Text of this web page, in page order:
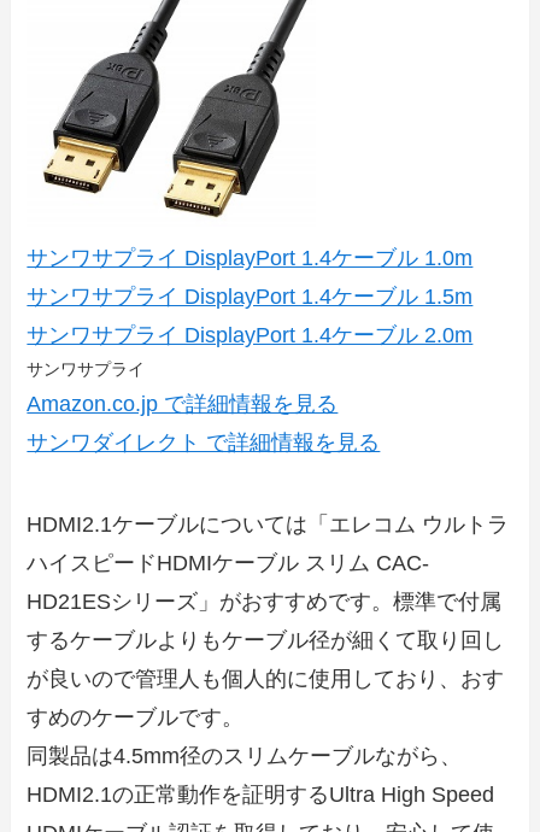
サンワサプライ DisplayPort 1.4ケーブル 1.0m
サンワサプライ DisplayPort 1.4ケーブル 1.5m
サンワサプライ DisplayPort 1.4ケーブル 2.0m
サンワサプライ
Amazon.co.jp で詳細情報を見る
サンワダイレクト で詳細情報を見る
HDMI2.1ケーブルについては「エレコム ウルトラ
ハイスピードHDMIケーブル スリム CAC-
HD21ESシリーズ」がおすすめです。標準で付属
するケーブルよりもケーブル径が細くて取り回し
が良いので管理人も個人的に使用しており、おす
すめのケーブルです。
同製品は4.5mm径のスリムケーブルながら、
HDMI2.1の正常動作を証明するUltra High Speed